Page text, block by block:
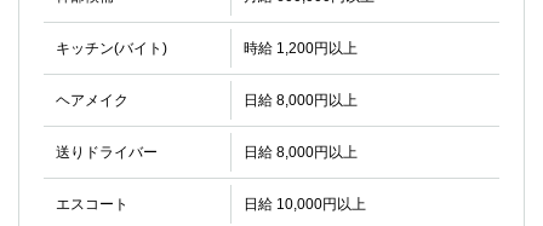
キッチン(バイト) 時給 1,200円以上
ヘアメイク 日給 8,000円以上
送りドライバー 日給 8,000円以上
エスコート 日給 10,000円以上